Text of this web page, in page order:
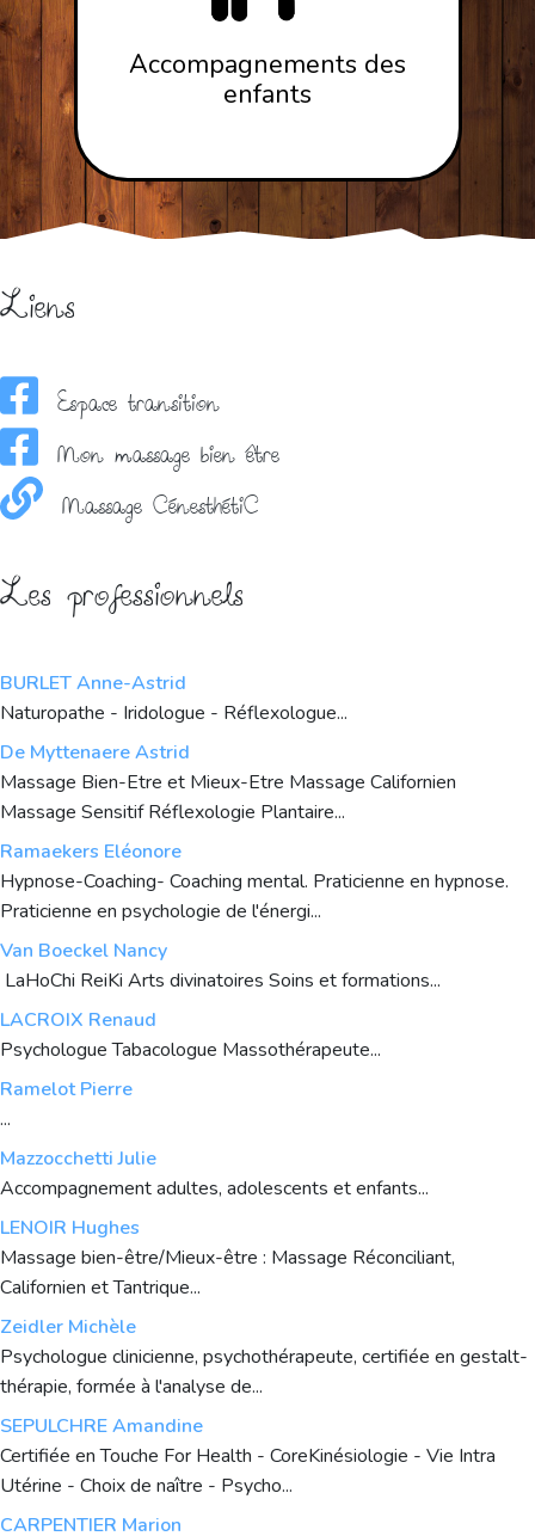
Accompagnements des
enfants
Liens
Espace transition
Mon massage bien être
Massage CénesthétiC
Les professionnels
BURLET Anne-Astrid
Naturopathe - Iridologue - Réflexologue...
De Myttenaere Astrid
Massage Bien-Etre et Mieux-Etre Massage Californien
Massage Sensitif Réflexologie Plantaire...
Ramaekers Eléonore
Hypnose-Coaching- Coaching mental. Praticienne en hypnose.
Praticienne en psychologie de l'énergi...
Van Boeckel Nancy
LaHoChi ReiKi Arts divinatoires Soins et formations...
LACROIX Renaud
Psychologue Tabacologue Massothérapeute...
Ramelot Pierre
...
Mazzocchetti Julie
Accompagnement adultes, adolescents et enfants...
LENOIR Hughes
Massage bien-être/Mieux-être : Massage Réconciliant,
Californien et Tantrique...
Zeidler Michèle
Psychologue clinicienne, psychothérapeute, certifiée en gestalt-
thérapie, formée à l'analyse de...
SEPULCHRE Amandine
Certifiée en Touche For Health - CoreKinésiologie - Vie Intra
Utérine - Choix de naître - Psycho...
CARPENTIER Marion